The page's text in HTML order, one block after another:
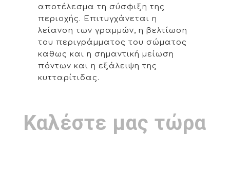
αποτέλεσμα τη σύσφιξη της
περιοχής. Επιτυγχάνεται η
λείανση των γραμμών, η βελτίωση
του περιγράμματος του σώματος
καθως και η σημαντική μείωση
πόντων και η εξάλειψη της
κυτταρίτιδας.
Καλέστε μας τώρα